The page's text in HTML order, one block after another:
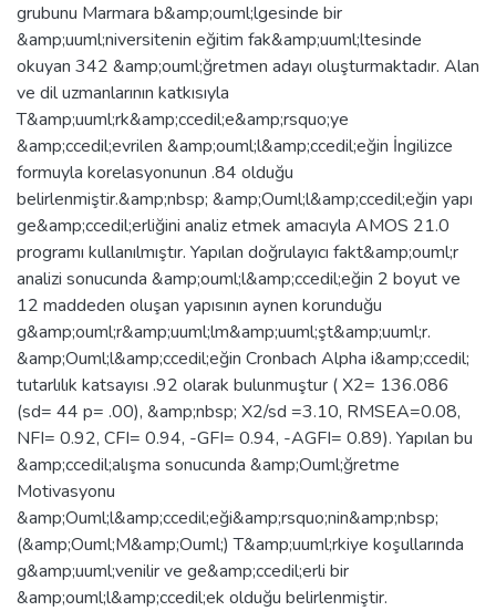
grubunu Marmara b&amp;ouml;lgesinde bir
&amp;uuml;niversitenin eğitim fak&amp;uuml;ltesinde
okuyan 342 &amp;ouml;ğretmen adayı oluşturmaktadır. Alan
ve dil uzmanlarının katkısıyla
T&amp;uuml;rk&amp;ccedil;e&amp;rsquo;ye
&amp;ccedil;evrilen &amp;ouml;l&amp;ccedil;eğin İngilizce
formuyla korelasyonunun .84 olduğu
belirlenmiştir.&amp;nbsp; &amp;Ouml;l&amp;ccedil;eğin yapı
ge&amp;ccedil;erliğini analiz etmek amacıyla AMOS 21.0
programı kullanılmıştır. Yapılan doğrulayıcı fakt&amp;ouml;r
analizi sonucunda &amp;ouml;l&amp;ccedil;eğin 2 boyut ve
12 maddeden oluşan yapısının aynen korunduğu
g&amp;ouml;r&amp;uuml;lm&amp;uuml;şt&amp;uuml;r.
&amp;Ouml;l&amp;ccedil;eğin Cronbach Alpha i&amp;ccedil;
tutarlılık katsayısı .92 olarak bulunmuştur ( X2= 136.086
(sd= 44 p= .00), &amp;nbsp; X2/sd =3.10, RMSEA=0.08,
NFI= 0.92, CFI= 0.94, -GFI= 0.94, -AGFI= 0.89). Yapılan bu
&amp;ccedil;alışma sonucunda &amp;Ouml;ğretme
Motivasyonu
&amp;Ouml;l&amp;ccedil;eği&amp;rsquo;nin&amp;nbsp;
(&amp;Ouml;M&amp;Ouml;) T&amp;uuml;rkiye koşullarında
g&amp;uuml;venilir ve ge&amp;ccedil;erli bir
&amp;ouml;l&amp;ccedil;ek olduğu belirlenmiştir.